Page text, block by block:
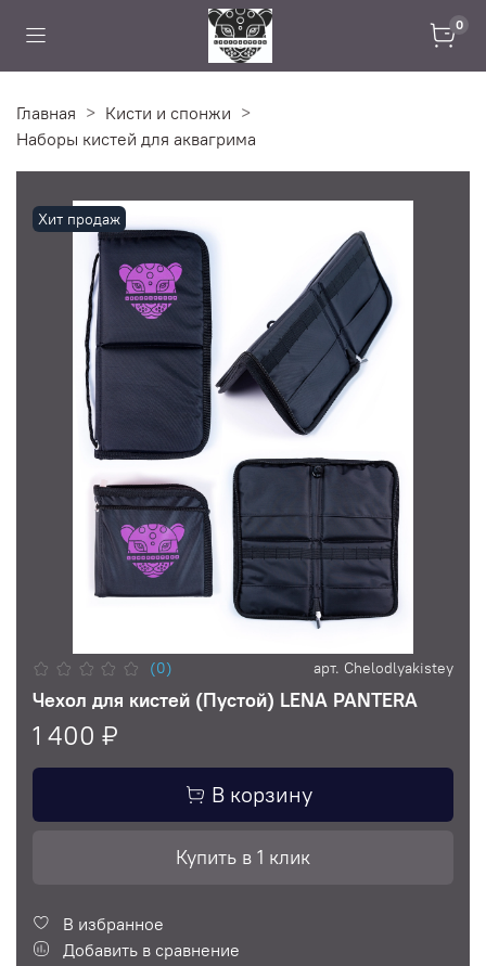
0
Главная
Кисти и спонжи
Наборы кистей для аквагрима
Хит продаж
(0) арт. Chelodlyakistey
Чехол для кистей (Пустой) LENA PANTERA
1 400 ₽
В корзину
Купить в 1 клик
В избранное
Добавить в сравнение